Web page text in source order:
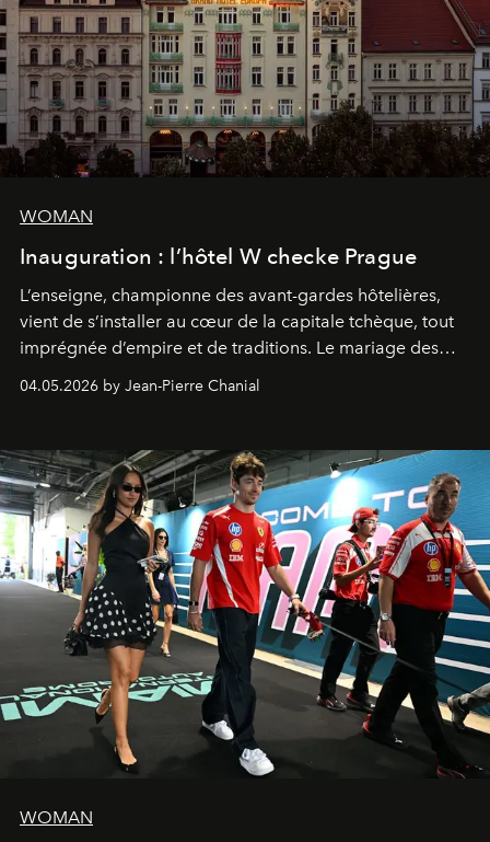
WOMAN
Inauguration : l’hôtel W checke Prague
L’enseigne, championne des avant-gardes hôtelières,
vient de s’installer au cœur de la capitale tchèque, tout
imprégnée d’empire et de traditions. Le mariage des
04.05.2026 by Jean-Pierre Chanial
WOMAN